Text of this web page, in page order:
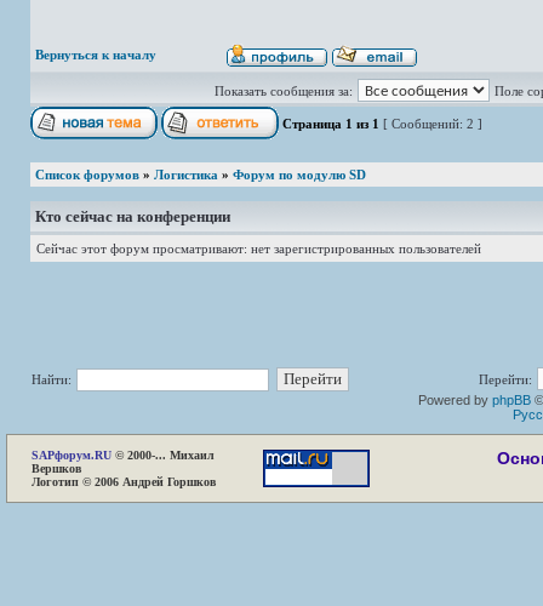
Вернуться к началу
Показать сообщения за: Поле
Страница 1 из 1 [ Сообщений: 2 ]
Список форумов » Логистика » Форум по модулю SD
Кто сейчас на конференции
Сейчас этот форум просматривают: нет зарегистрированных пользователей
Найти:
Перейти:
Powered by phpBB
SAPфорум.RU © 2000-... Михаил
Вершков
Логотип © 2006 Андрей Горшков